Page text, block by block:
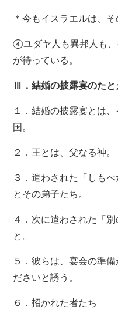
＊今もイスラエルは、
④ユダヤ人も異邦人も、
が待っている。
Ⅲ．結婚の披露宴のたと
１．結婚の披露宴とは
国。
２．王とは、父なる神。
３．遣わされた「しも
とその弟子たち。
４．次に遣わされた「
と。
５．彼らは、宴会の準
ださいと誘う。
６．招かれた者たち